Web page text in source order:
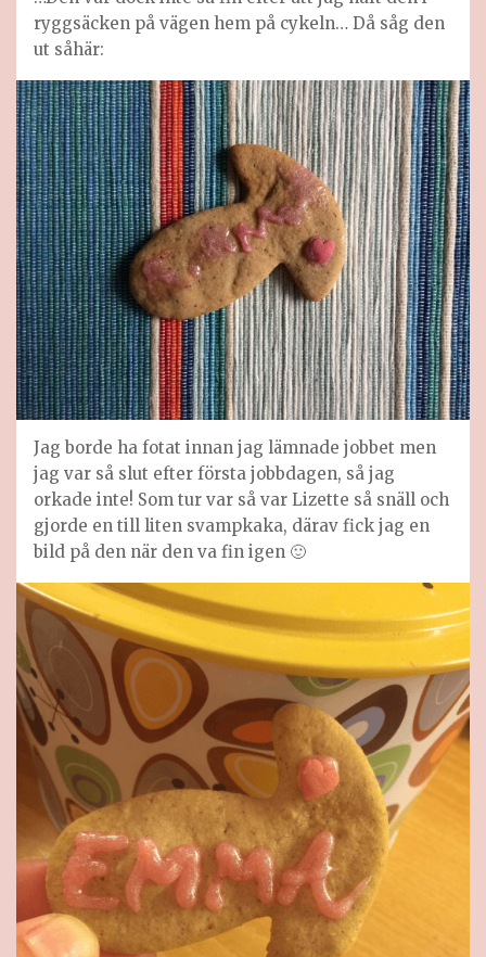
ryggsäcken på vägen hem på cykeln… Då såg den
ut såhär:
Jag borde ha fotat innan jag lämnade jobbet men
jag var så slut efter första jobbdagen, så jag
orkade inte! Som tur var så var Lizette så snäll och
gjorde en till liten svampkaka, därav fick jag en
bild på den när den va fin igen 🙂